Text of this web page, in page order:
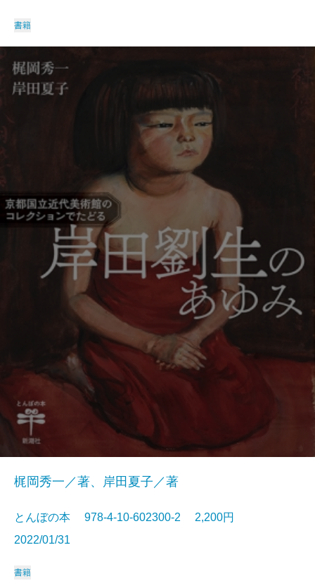
書籍
梶岡秀一／著、岸田夏子／著
とんぼの本 978-4-10-602300-2 2,200円
2022/01/31
書籍